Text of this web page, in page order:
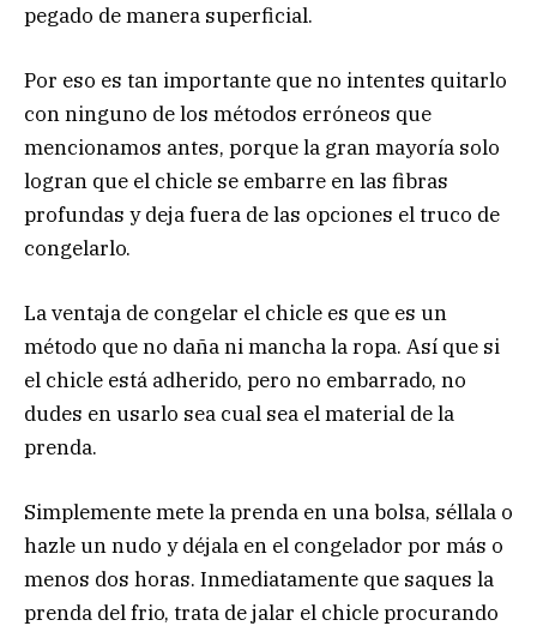
pegado de manera superficial.
Por eso es tan importante que no intentes quitarlo
con ninguno de los métodos erróneos que
mencionamos antes, porque la gran mayoría solo
logran que el chicle se embarre en las fibras
profundas y deja fuera de las opciones el truco de
congelarlo.
La ventaja de congelar el chicle es que es un
método que no daña ni mancha la ropa. Así que si
el chicle está adherido, pero no embarrado, no
dudes en usarlo sea cual sea el material de la
prenda.
Simplemente mete la prenda en una bolsa, séllala o
hazle un nudo y déjala en el congelador por más o
menos dos horas. Inmediatamente que saques la
prenda del frio, trata de jalar el chicle procurando